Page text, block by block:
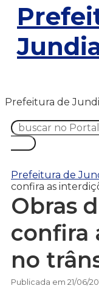
Prefeitura de
Prefeitura de
confira as
Obras
confira
no
Publicada em 21/06/